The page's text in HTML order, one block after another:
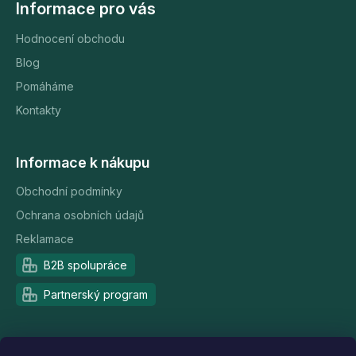
Informace pro vás
Hodnocení obchodu
Blog
Pomáháme
Kontakty
Informace k nákupu
Obchodní podmínky
Ochrana osobních údajů
Reklamace
B2B spolupráce
Partnerský program